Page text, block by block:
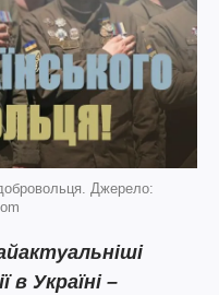
Джерело:
в Україні –